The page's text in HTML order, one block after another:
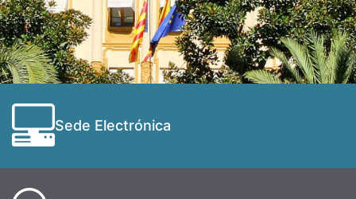
Sede Electrónica